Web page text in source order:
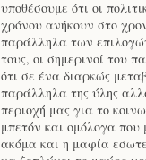
υποθέσουμε ότι οι
χρόνου ανήκουν στο
παράλληλα των
τους, οι σημερινοί του
ότι σε ένα διαρκώς
παράλληλα της ύλης
περιοχή μας για το
μπετόν και ομόλογα που
ακόμα και η μαφία